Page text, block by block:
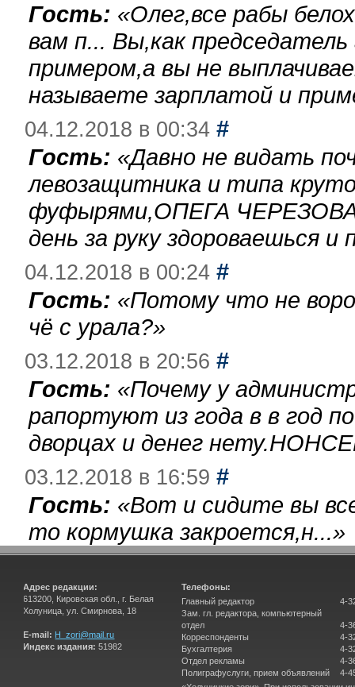
Гость: «Олег,все рабы
вам п... Вы,как
примером,а вы не
называете зарплатой и
04.12.2018 в 00:34 #
Гость: «Давно не видать
левозащитника и типа
фуфырями,ОПЕГА
день за руку здороваешься
04.12.2018 в 00:24 #
Гость: «Потому что не
чё с урала?»
03.12.2018 в 20:56 #
Гость: «Почему у
рапортуют из года в в год
дворцах и денег
03.12.2018 в 16:59 #
Гость: «Вот и сидите вы
то кормушка закроется,н...»
Адрес редакции:
613200, Кировская обл., г. Белая
Холуница, ул. Смирнова, 18
E-mail: H_zori@mail.ru
Индекс издания: 51982
Телефоны:
Главный редактор
Зам. гл. редактора, компьютерный
отдел
Корреспонденты
Бухгалтерия
Отдел рекламы
Полиграфуслуги, прием объявлений
4-
4-
4-
4-
4-
4-